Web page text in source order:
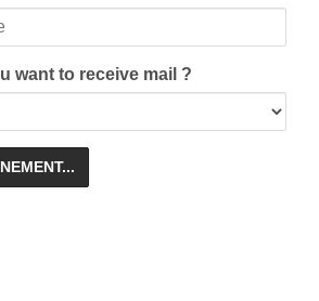
want to receive mail ?